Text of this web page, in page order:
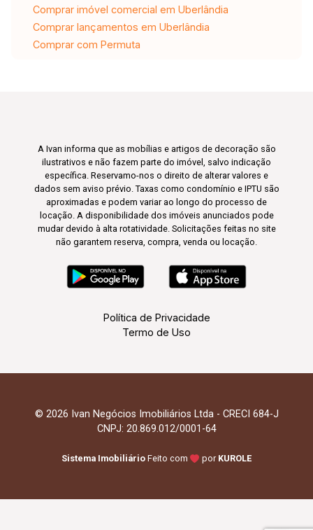
Comprar imóvel comercial em Uberlândia
Comprar lançamentos em Uberlândia
Comprar com Permuta
A Ivan informa que as mobílias e artigos de decoração são
ilustrativos e não fazem parte do imóvel, salvo indicação
específica. Reservamo-nos o direito de alterar valores e
dados sem aviso prévio. Taxas como condomínio e IPTU são
aproximadas e podem variar ao longo do processo de
locação. A disponibilidade dos imóveis anunciados pode
mudar devido à alta rotatividade. Solicitações feitas no site
não garantem reserva, compra, venda ou locação.
Política de Privacidade
Termo de Uso
© 2026 Ivan Negócios Imobiliários Ltda - CRECI 684-J
CNPJ: 20.869.012/0001-64
Sistema Imobiliário Feito com por KUROLE